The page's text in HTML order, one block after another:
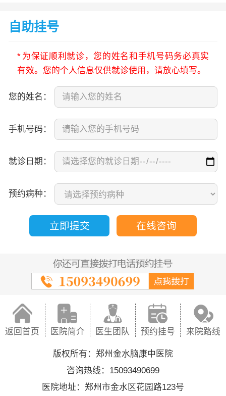
自助挂号
* 为保证顺利就诊，您的姓名和手机号码务必真实
有效。您的个人信息仅供就诊使用，请放心填写。
您的姓名：
手机号码：
就诊日期：
预约病种：
立即提交 在线咨询
返回首页 医院简介 医生团队 预约挂号 来院路线
版权所有：郑州金水脑康中医院
咨询热线：15093490699
医院地址：郑州市金水区花园路123号